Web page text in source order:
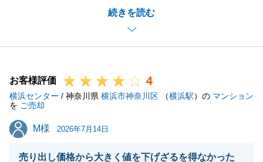
続きを読む
得等、スムーズに動いていただきありがとうございま
室内も綺麗にリフォームが仕上がったお部屋ですの
今後とも末永いお付き合いの程、どうぞよろしくお願
い申し上げます。
お客様評価 4
横浜センター / 神奈川県 横浜市神奈川区 （横浜駅）の マンション
を ご売却
M様
M様 2026年7月14日
売り出し価格から大きく値を下げざるを得なかった